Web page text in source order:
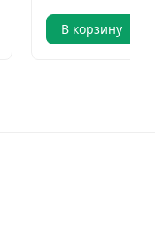
В корзину